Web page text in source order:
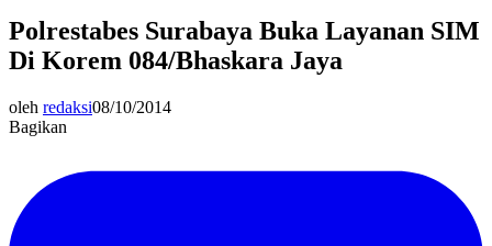
Polrestabes Surabaya Buka Layanan SIM
Di Korem 084/Bhaskara Jaya
oleh redaksi08/10/2014
Bagikan